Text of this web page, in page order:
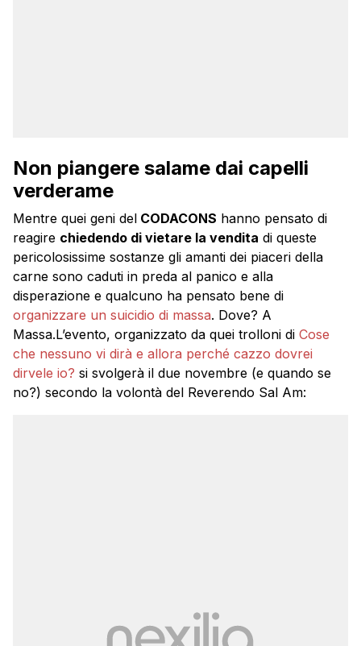
Non piangere salame dai capelli
verderame
Mentre quei geni del CODACONS hanno pensato di
reagire chiedendo di vietare la vendita di queste
pericolosissime sostanze gli amanti dei piaceri della
carne sono caduti in preda al panico e alla
disperazione e qualcuno ha pensato bene di
organizzare un suicidio di massa. Dove? A
Massa.L’evento, organizzato da quei trolloni di Cose
che nessuno vi dirà e allora perché cazzo dovrei
dirvele io? si svolgerà il due novembre (e quando se
no?) secondo la volontà del Reverendo Sal Am: